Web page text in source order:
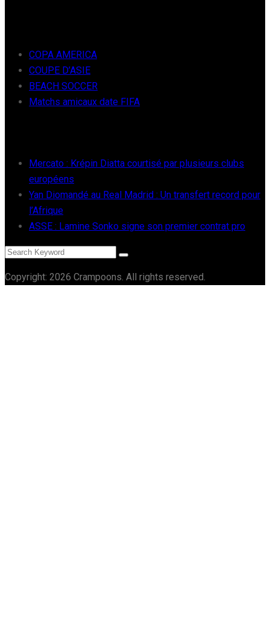
COPA AMERICA
COUPE D’ASIE
BEACH SOCCER
Matchs amicaux date FIFA
Mercato : Krépin Diatta courtisé par plusieurs clubs
européens
Yan Diomandé au Real Madrid : Un transfert record pour
l’Afrique
ASSE : Lamine Sonko signe son premier contrat pro
Copyright: 2026 Crampoons. All rights reserved.